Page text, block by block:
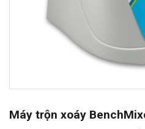
Máy trộn xoáy